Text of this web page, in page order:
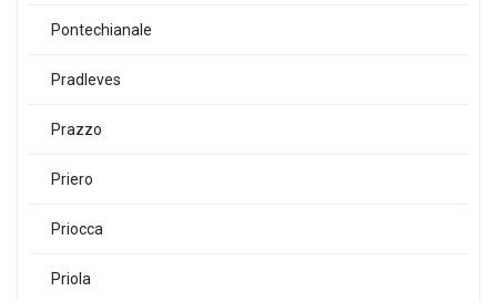
Pontechianale
Pradleves
Prazzo
Priero
Priocca
Priola